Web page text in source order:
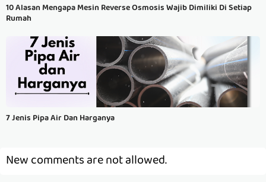
10 Alasan Mengapa Mesin Reverse Osmosis Wajib Dimiliki Di Setiap
Rumah
7 Jenis Pipa Air Dan Harganya
New comments are not allowed.